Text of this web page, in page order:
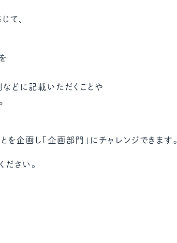
ー紹介
て、
どに記載いただくことや
企画し「企画部門」にチャレンジできます。
ださい。